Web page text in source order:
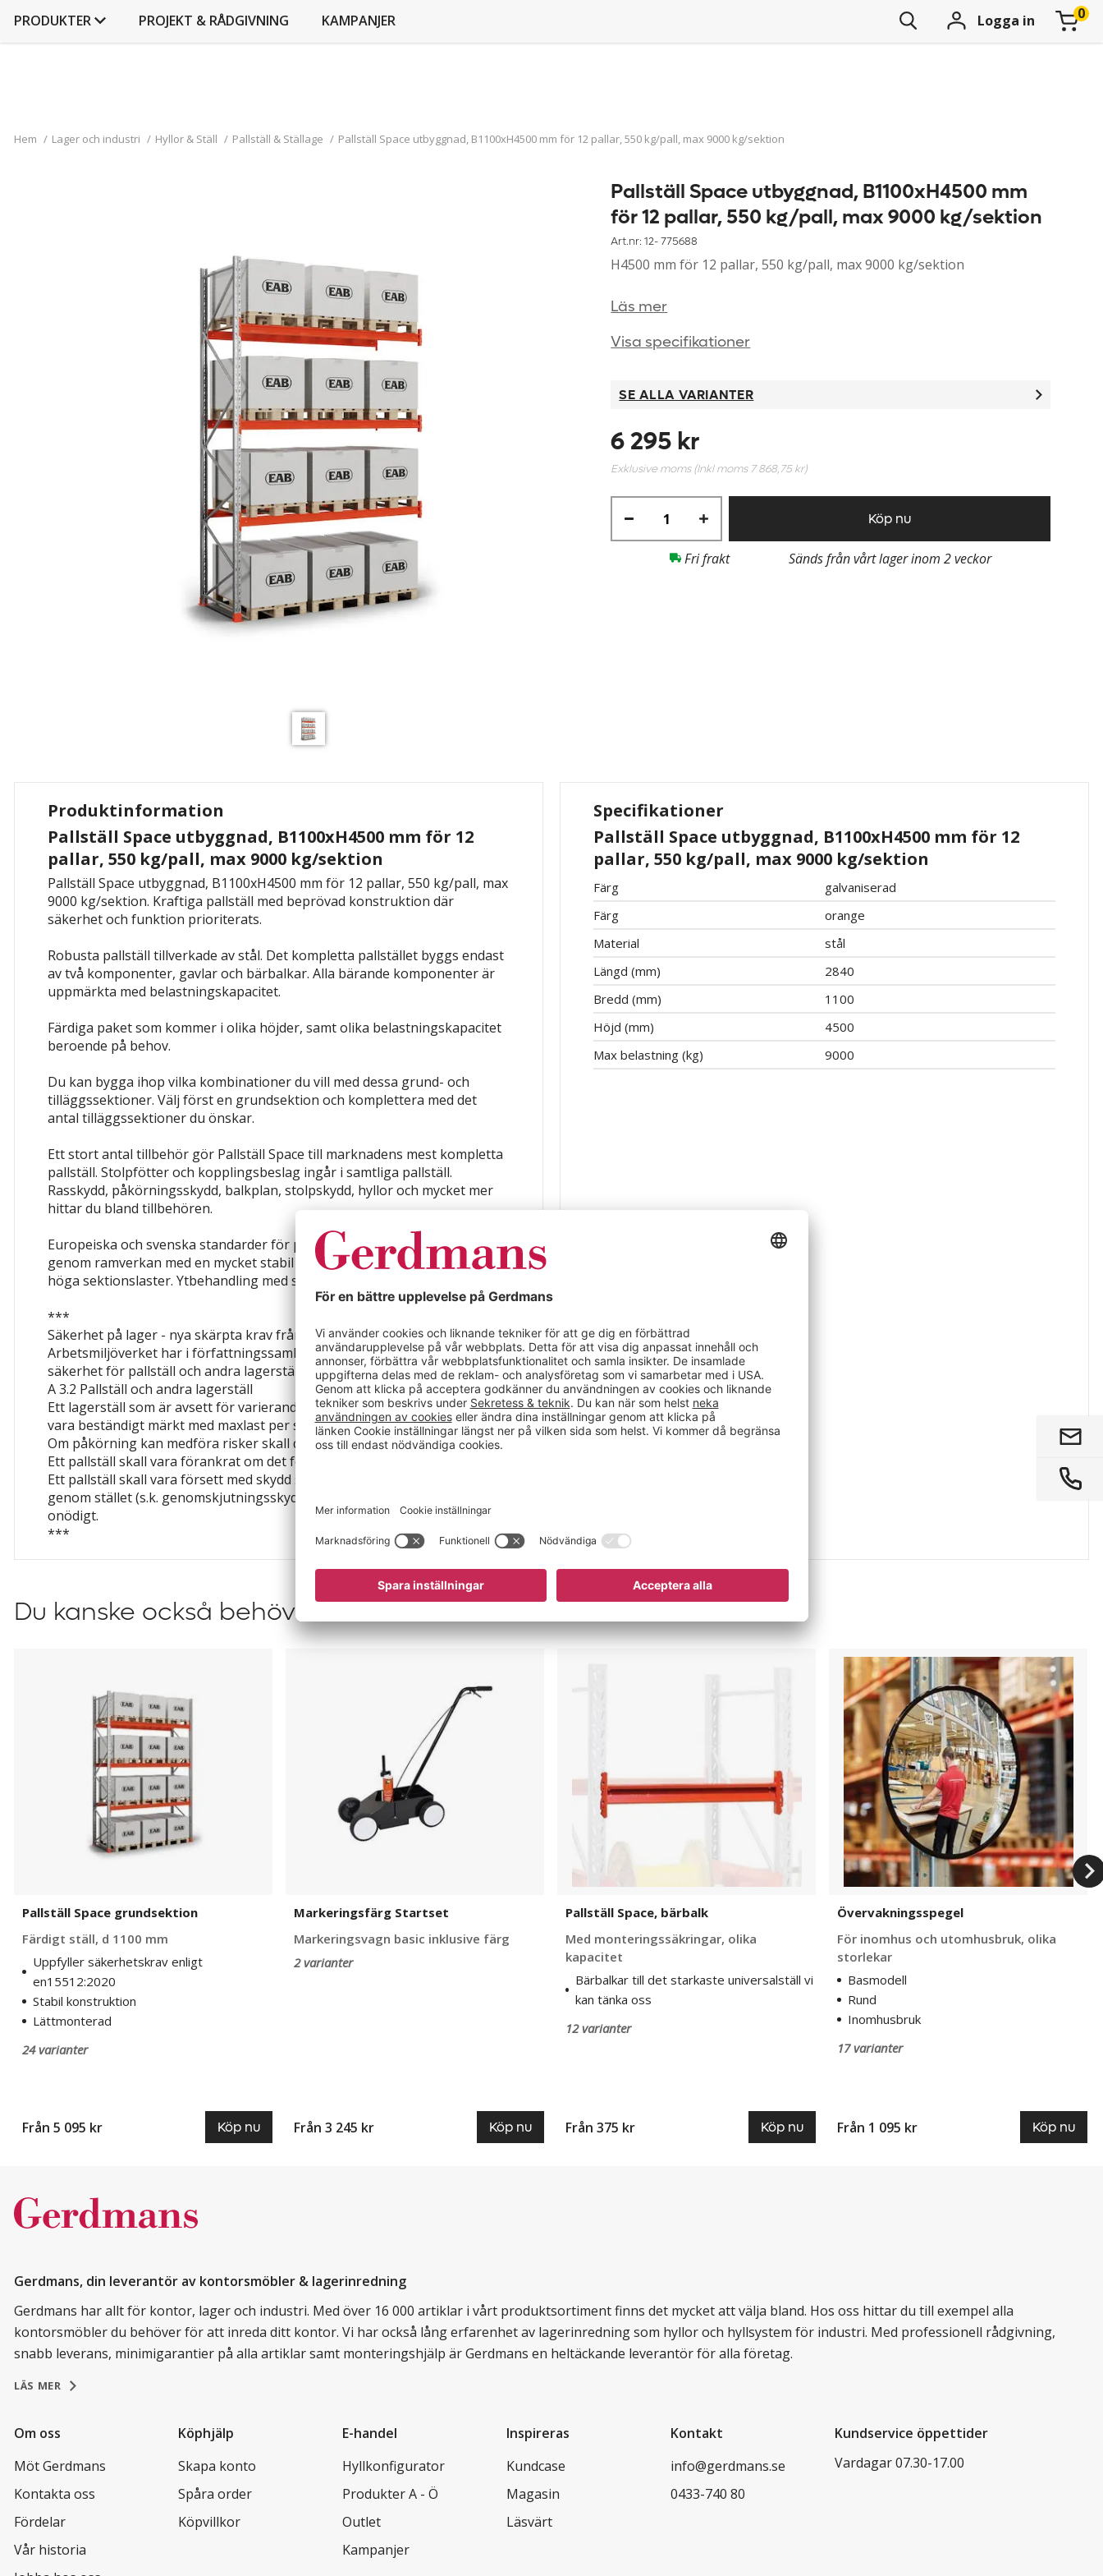
PRODUKTER PROJEKT & RÅDGIVNING KAMPANJER Logga in
Hem / Lager och industri / Hyllor & Ställ / Pallställ & Ställage / Pallställ Space utbyggnad, B1100xH4500 mm för 12 pallar, 550 kg/pall, max 9000 kg/sektion
Pallställ Space utbyggnad, B1100xH4500 mm
för 12 pallar, 550 kg/pall, max 9000 kg/sektion
Art.nr: 12-775688
H4500 mm för 12 pallar, 550 kg/pall, max 9000 kg/sektion
Läs mer
Visa specifikationer
SE ALLA VARIANTER
6 295 kr
Exklusive moms (Inkl moms 7 868,75 kr)
Köp nu
Fri frakt Sänds från vårt lager inom 2 veckor
Produktinformation
Pallställ Space utbyggnad, B1100xH4500 mm för 12
pallar, 550 kg/pall, max 9000 kg/sektion
Pallställ Space utbyggnad, B1100xH4500 mm för 12 pallar, 550 kg/pall, max
9000 kg/sektion. Kraftiga pallställ med beprövad konstruktion där
säkerhet och funktion prioriterats.
Robusta pallställ tillverkade av stål. Det kompletta pallstället byggs endast
av två komponenter, gavlar och bärbalkar. Alla bärande komponenter är
uppmärkta med belastningskapacitet.
Färdiga paket som kommer i olika höjder, samt olika belastningskapacitet
beroende på behov.
Du kan bygga ihop vilka kombinationer du vill med dessa grund- och
tilläggssektioner. Välj först en grundsektion och komplettera med det
antal tilläggssektioner du önskar.
Ett stort antal tillbehör gör Pallställ Space till marknadens mest kompletta
pallställ. Stolpfötter och kopplingsbeslag ingår i samtliga pallställ.
Rasskydd, påkörningsskydd, balkplan, stolpskydd, hyllor och mycket mer
hittar du bland tillbehören.
Europeiska och svenska standarder för pallställ uppfylls. Stabiliseringen
genom ramverkan med en mycket stabil gavel i fyrkantrör som tillåter
höga sektionslaster. Ytbehandling med slitstark pulverlack.
***
Säkerhet på lager - nya skärpta krav från 1 juli 2007
Arbetsmiljöverket har i författningssamling AFS 2006:4 utökat kraven på
säkerhet för pallställ och andra lagerställ.
A 3.2 Pallställ och andra lagerställ
Ett lagerställ som är avsett för varierande laster skall, på väl synlig plats,
vara beständigt märkt med maxlast per sektion och maxlast per bärplan.
Om påkörning kan medföra risker skall det finnas påkörningsskydd.
Ett pallställ skall vara förankrat om det föreligger risk för instabilitet.
Ett pallställ skall vara försett med skydd som förhindrar att pall skjuts
genom stället (s.k. genomskjutningsskydd), om det inte är uppenbart
onödigt.
***
Specifikationer
Pallställ Space utbyggnad, B1100xH4500 mm för 12
pallar, 550 kg/pall, max 9000 kg/sektion
Färg
galvaniserad
Färg
orange
Material
stål
Längd (mm)
2840
Bredd (mm)
1100
Höjd (mm)
4500
Max belastning (kg)
9000
Du kanske också behöver?
grundsektion
Pallställ Space grundsektion
Färdigt ställ, d 1100 mm
Uppfyller säkerhetskrav enligt
en15512:2020
Stabil konstruktion
Lättmonterad
24 varianter
Från 5 095 kr Köp nu
Markeringsfärg Startset
Markeringsvagn basic inklusive färg
2 varianter
Från 3 245 kr Köp nu
Pallställ Space, bärbalk
Med monteringssäkringar, olika
kapacitet
Bärbalkar till det starkaste universalställ vi
kan tänka oss
12 varianter
Från 375 kr Köp nu
Övervakningsspegel
Övervakningsspegel
För inomhus och utomhusbruk, olika
storlekar
Basmodell
Rund
Inomhusbruk
17 varianter
Från 1 095 kr Köp nu
Gerdmans, din leverantör av kontorsmöbler & lagerinredning
Gerdmans har allt för kontor, lager och industri. Med över 16 000 artiklar i vårt produktsortiment finns det mycket att välja bland. Hos oss hittar du till exempel alla
kontorsmöbler du behöver för att inreda ditt kontor. Vi har också lång erfarenhet av lagerinredning som hyllor och hyllsystem för industri. Med professionell rådgivning,
snabb leverans, minimigarantier på alla artiklar samt monteringshjälp är Gerdmans en heltäckande leverantör för alla företag.
LÄS MER
Om oss
Möt Gerdmans
Kontakta oss
Fördelar
Vår historia
Köphjälp
Skapa konto
Spåra order
Köpvillkor
E-handel
Hyllkonfigurator
Produkter A - Ö
Outlet
Kampanjer
Inspireras
Kundcase
Magasin
Läsvärt
Kontakt
info@gerdmans.se
0433-740 80
Kundservice öppettider
Vardagar 07.30-17.00